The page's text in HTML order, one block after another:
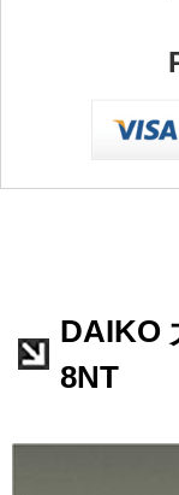
DAIKO
8NT